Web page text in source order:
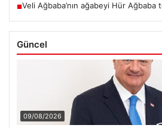
■Veli Ağbaba’nın ağabeyi Hür Ağbaba
Güncel
09/08/2026